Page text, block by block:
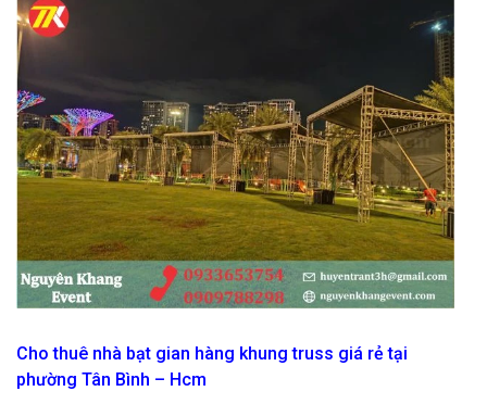
Cho thuê nhà bạt gian hàng khung truss giá rẻ tại
phường Tân Bình – Hcm